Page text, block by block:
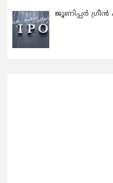
ജൂണിപ്പർ